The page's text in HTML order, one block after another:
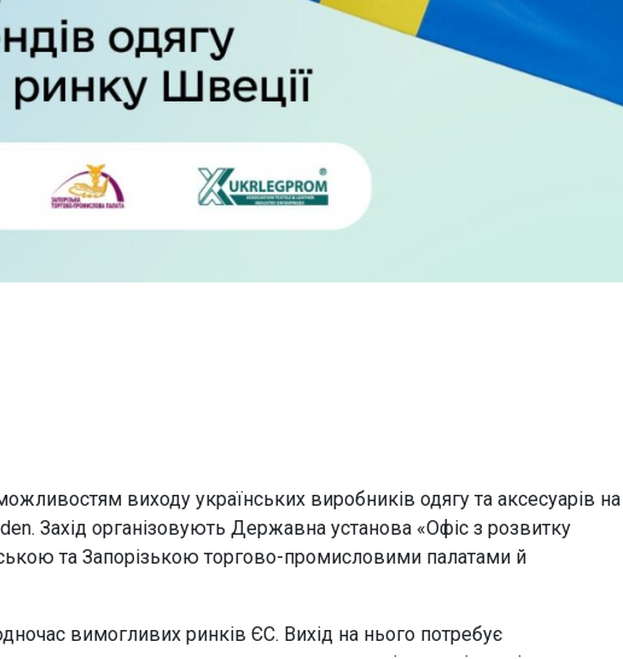
виходу українських виробників одягу та аксесуарів на
Захід організовують Державна установа «Офіс з розвитку
та Запорізькою торгово-промисловими палатами й
вимогливих ринків ЄС. Вихід на нього потребує